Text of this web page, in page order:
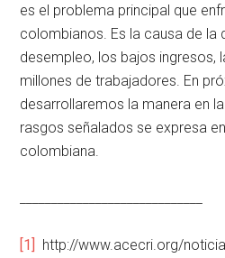
es el problema principal que
colombianos. Es la causa de la
desempleo, los bajos ingresos,
millones de trabajadores. En
desarrollaremos la manera en
rasgos señalados se expresa
colombiana.
[1] http://www.acecri.org/